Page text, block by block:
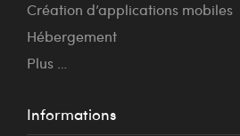
Création d’applications mobiles
Hébergement
Plus …
Informations